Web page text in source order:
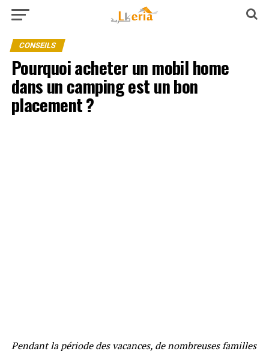
CONSEILS
Pourquoi acheter un mobil home
dans un camping est un bon
placement ?
Pendant la période des vacances, de nombreuses familles